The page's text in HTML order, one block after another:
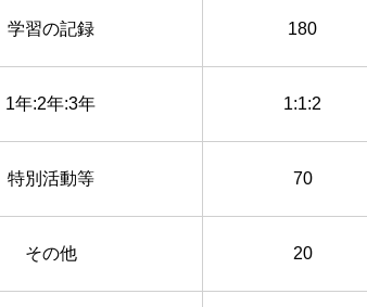
学習の記録 180
1年:2年:3年 1:1:2
特別活動等 70
その他 20